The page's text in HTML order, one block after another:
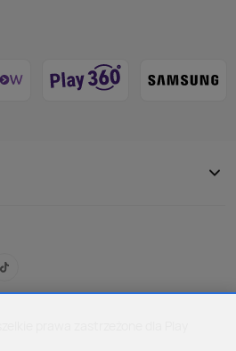
prawa zastrzeżone dla Play